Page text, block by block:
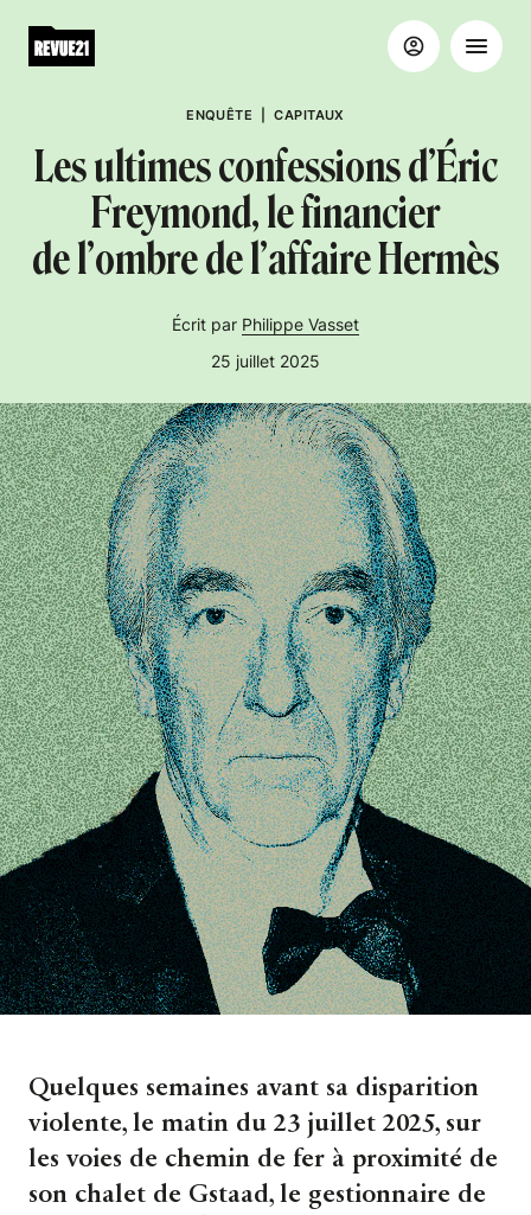
ENQUÊTE |CAPITAUX
Les ultimes confessions d’Éric
Freymond, le financier
de l’ombre de l’affaire Hermès
Écrit par Philippe Vasset
25 juillet 2025
Quelques semaines avant sa disparition
violente, le matin du 23 juillet 2025, sur
les voies de chemin de fer à proximité de
son chalet de Gstaad, le gestionnaire de